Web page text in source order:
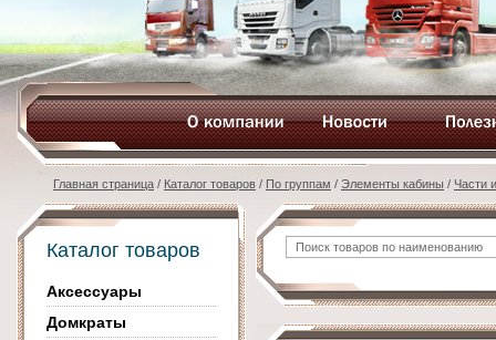
Главная страница / Каталог товаров / По группам / Элементы кабины / Части
Каталог товаров
Аксессуары
Домкраты